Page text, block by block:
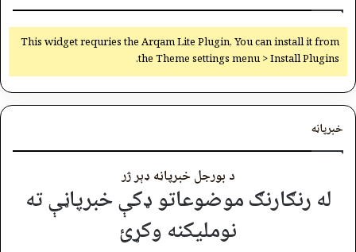
This widget requries the Arqam Lite Plugin, You can install it from
the Theme settings menu > Install Plugins.
خبرپاڼه
د بورجل خبرپاڼه ډېر ژر
له رنګارنګ موضوعاتو ډکې خبرپاڼې ته
نوملیکنه وکړئ